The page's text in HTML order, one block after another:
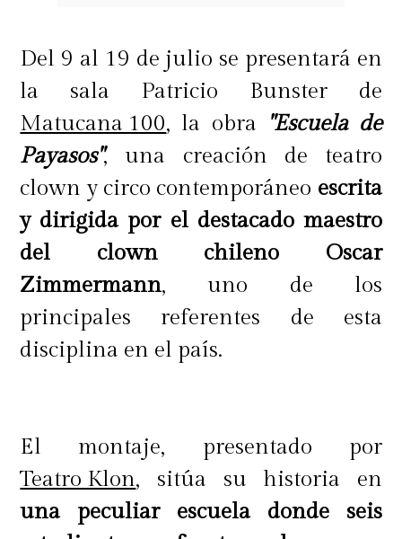
Del 9 al 19 de julio se presentará en
la sala Patricio Bunster de
Matucana 100, la obra "Escuela de
Payasos", una creación de teatro
clown y circo contemporáneo escrita
y dirigida por el destacado maestro
del clown chileno Oscar
Zimmermann, uno de los
principales referentes de esta
disciplina en el país.
El montaje, presentado por
Teatro Klon, sitúa su historia en
una peculiar escuela donde seis